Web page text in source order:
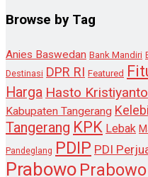
Browse by Tag
Anies Baswedan Bank Mandiri
Destinasi DPR RI Featured
Harga Hasto Kristiyanto
Kabupaten Tangerang
Tangerang KPK Lebak
Pandeglang PDIP PDI
Prabowo